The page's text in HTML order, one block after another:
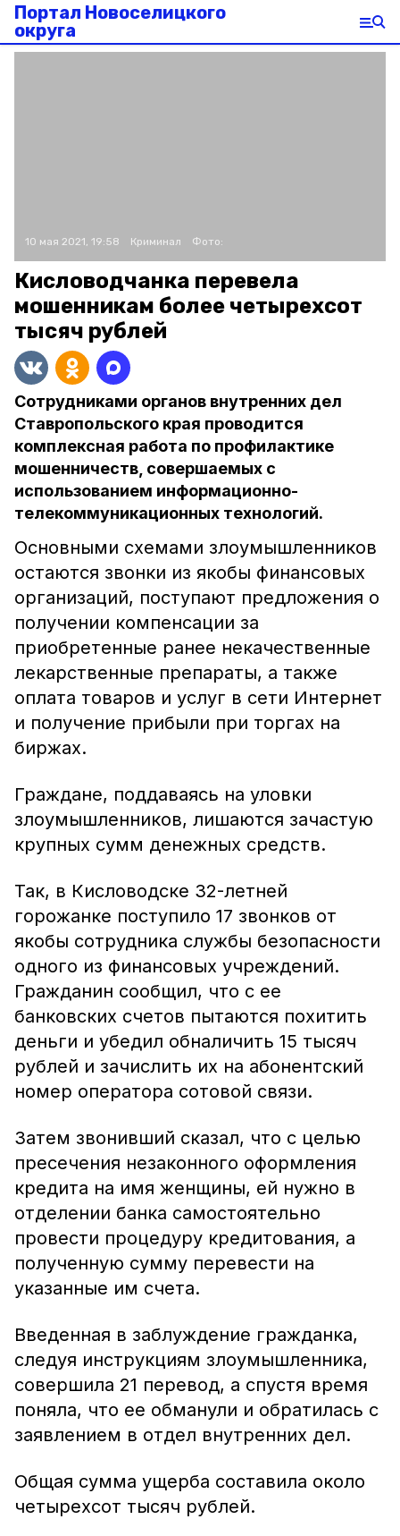
Портал Новоселицкого
округа
10 мая 2021, 19:58 Криминал Фото:
Кисловодчанка перевела
мошенникам более четырехсот
тысяч рублей
Сотрудниками органов внутренних дел
Ставропольского края проводится
комплексная работа по профилактике
мошенничеств, совершаемых с
использованием информационно-
телекоммуникационных технологий.
Основными схемами злоумышленников
остаются звонки из якобы финансовых
организаций, поступают предложения о
получении компенсации за
приобретенные ранее некачественные
лекарственные препараты, а также
оплата товаров и услуг в сети Интернет
и получение прибыли при торгах на
биржах.
Граждане, поддаваясь на уловки
злоумышленников, лишаются зачастую
крупных сумм денежных средств.
Так, в Кисловодске 32-летней
горожанке поступило 17 звонков от
якобы сотрудника службы безопасности
одного из финансовых учреждений.
Гражданин сообщил, что с ее
банковских счетов пытаются похитить
деньги и убедил обналичить 15 тысяч
рублей и зачислить их на абонентский
номер оператора сотовой связи.
Затем звонивший сказал, что с целью
пресечения незаконного оформления
кредита на имя женщины, ей нужно в
отделении банка самостоятельно
провести процедуру кредитования, а
полученную сумму перевести на
указанные им счета.
Введенная в заблуждение гражданка,
следуя инструкциям злоумышленника,
совершила 21 перевод, а спустя время
поняла, что ее обманули и обратилась с
заявлением в отдел внутренних дел.
Общая сумма ущерба составила около
четырехсот тысяч рублей.